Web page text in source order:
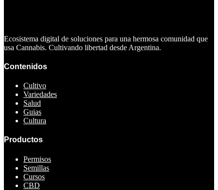
Ecosistema digital de soluciones para una hermosa comunidad que
usa Cannabis. Cultivando libertad desde Argentina.
Contenidos
Cultivo
Variedades
Salud
Guias
Cultura
Productos
Permisos
Semillas
Cursos
CBD